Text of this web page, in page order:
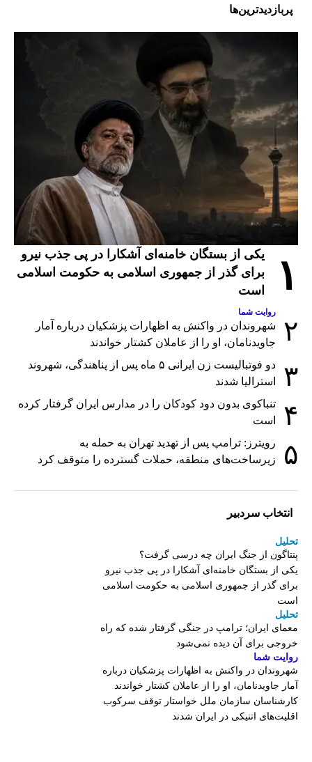
پربازدیدترین‌ها
۱
یکی از بستگان خامنه‌ای آشکارا در پی جذب نیرو
برای گذر از جمهوری اسلامی به حکومت اسلامی
است
۲
روایت شما
شهروندان در واکنش به اظهارات پزشکیان درباره آمار
جاویدنامان، او را از عاملان کشتار خواندند
۳
دو فوتبالیست زن ایرانی ۵ ماه پس از پناهندگی، شهروند
استرالیا شدند
۴
تنباکوی بدون دود کودکان را در مدارس ایران گرفتار کرده
است
۵
رویترز: ترامپ پس از تهدید تهران به حمله به
زیرساخت‌های منطقه، حملات گسترده را متوقف کرد
انتخاب سردبیر
تحلیل
پنتاگون از جنگ ایران چه درسی گرفت؟
یکی از بستگان خامنه‌ای آشکارا در پی جذب نیرو
برای گذر از جمهوری اسلامی به حکومت اسلامی
است
تحلیل
معمای ایران؛ ترامپ در جنگی گرفتار شده که راه
خروجی برای آن دیده نمی‌شود
روایت شما
شهروندان در واکنش به اظهارات پزشکیان درباره
آمار جاویدنامان، او را از عاملان کشتار خواندند
کارشناسان سازمان ملل خواستار توقف سرکوب
اقلیت‌های اتنیکی در ایران شدند